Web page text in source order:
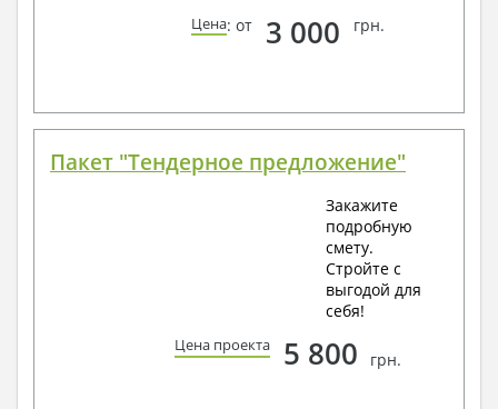
Цена: от 3 000 грн.
Пакет "Тендерное предложение"
Закажите
подробную
смету.
Стройте с
выгодой для
себя!
Цена проекта 5 800 грн.